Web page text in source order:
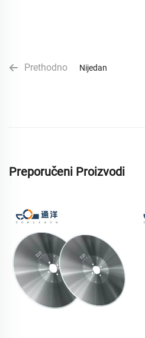
Prethodno Nijedan
Preporučeni Proizvodi